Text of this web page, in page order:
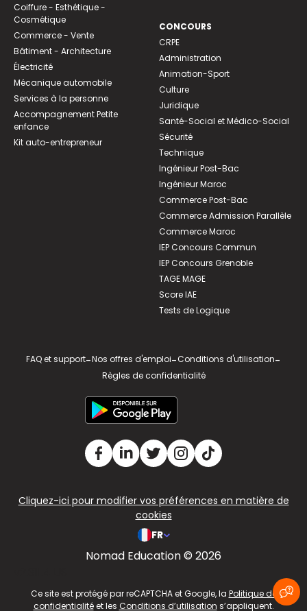
Coiffure - Esthétique -
Cosmétique
Commerce - Vente
Bâtiment - Architecture
Électricité
Mécanique automobile
Services à la personne
Accompagnement Petite
enfance
Kit auto-entrepreneur
CONCOURS
CRPE
Administration
Animation-Sport
Culture
Juridique
Santé-Social et Médico-Social
Sécurité
Technique
Ingénieur Post-Bac
Ingénieur Maroc
Commerce Post-Bac
Commerce Admission Parallèle
Commerce Maroc
IEP Concours Commun
IEP Concours Grenoble
TAGE MAGE
Score IAE
Tests de Logique
FAQ et support-Nos offres d'emploi-Conditions d'utilisation-
Règles de confidentialité
Cliquez-ici pour modifier vos préférences en matière de
cookies
FR
Nomad Education © 2026
Ce site est protégé par reCAPTCHA et Google, la Politique de
confidentialitéet les Conditions d’utilisation s’appliquent.